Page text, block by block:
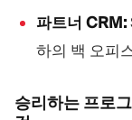
파트너 CRM:
하의 백 오피
승리하는 프로